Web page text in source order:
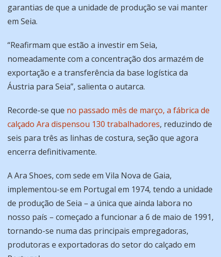
garantias de que a unidade de produção se vai manter
em Seia.
“Reafirmam que estão a investir em Seia,
nomeadamente com a concentração dos armazém de
exportação e a transferência da base logística da
Áustria para Seia”, salienta o autarca.
Recorde-se que no passado mês de março, a fábrica de
calçado Ara dispensou 130 trabalhadores, reduzindo de
seis para três as linhas de costura, seção que agora
encerra definitivamente.
A Ara Shoes, com sede em Vila Nova de Gaia,
implementou-se em Portugal em 1974, tendo a unidade
de produção de Seia – a única que ainda labora no
nosso país – começado a funcionar a 6 de maio de 1991,
tornando-se numa das principais empregadoras,
produtoras e exportadoras do setor do calçado em